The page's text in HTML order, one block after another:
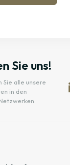
Sie uns!
Sie alle unsere
in den